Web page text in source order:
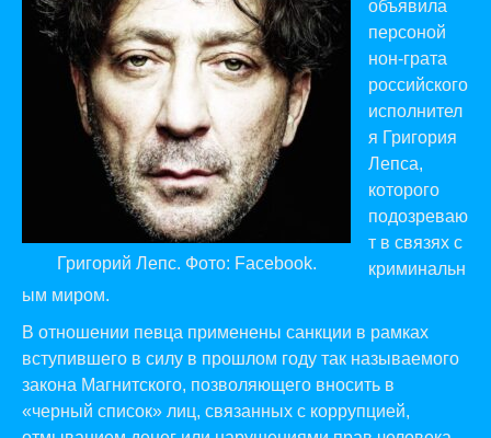
Григорий Лепс. Фото: Facebook.
объявила
персоной
нон-грата
российского
исполнител
я Григория
Лепса,
которого
подозреваю
т в связях с
криминальн
ым миром.
В отношении певца применены санкции в рамках
вступившего в силу в прошлом году так называемого
закона Магнитского, позволяющего вносить в
«черный список» лиц, связанных с коррупцией,